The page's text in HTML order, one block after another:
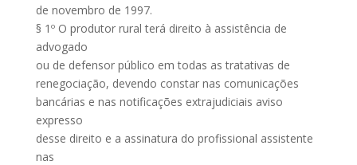
de novembro de 1997.
§ 1º O produtor rural terá direito à assistência de
advogado
ou de defensor público em todas as tratativas de
renegociação, devendo constar nas comunicações
bancárias e nas notificações extrajudiciais aviso
expresso
desse direito e a assinatura do profissional assistente
nas